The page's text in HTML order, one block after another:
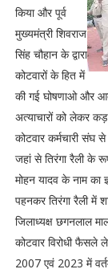
किया और पूर्व
मुख्यमंत्री शिवराज
सिंह चौहान के द्वारा
कोटवारों के हित में
की गई घोषणाओ और
अत्याचारों को लेकर
कोटवार कर्मचारी संघ
जहां से तिरंगा रैली के
मोहन यादव के नाम का
पहनकर तिरंगा रैली में
जिलाध्यक्ष छगनलाल
कोटवार विरोधी फैसले
2007 एवं 2023 में